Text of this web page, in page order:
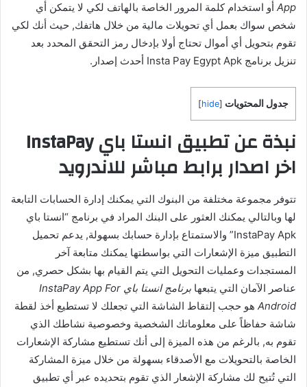
App أو استخدام كلمة المرور الخاصة بالهاتف لكي لا يتمكن أي
شخص سواك بعمل أي تحويلات مالية من خلال هاتفك, حيث أنك لكي
تقوم بتحويل أي أموال تحتاج أولا بإدخال رمز التحقق المحدد بعد
تنزيل برنامج Insta Pay Egypt Apk أحدث إصدار.
جدول المحتويات [
hide
]
نبذة عن تطبيق انستا باي InstaPay
اخر اصدار برابط مباشر للاندرويد
تتوفر مجموعة مختلفة من البنوك التي يمكنك إدارة الحسابات التابعة
لها وبالتالي يمكنك العثور على البنك المراد في برنامج “انستا باي
InstaPay Apk” والاستمتاع بإدارة حسابك بسهولة, يدعم تحميل
التطبيق ميزة الإشعارات التي بواسطتها يمكنك متابعة آخر
المستجدات وعمليات التحويل التي يتم القيام بها بشكل حصري, من
عناصر الآمان التي يتبعها
برنامج انستا باي InstaPay App For
Android هو حجب إلتقاط الشاشة التي تجعلك لا تستطيع أخذ لقطة
شاشة حفاظاً على معلوماتك الشخصية وخصوصية نشاطك الذي
تقوم به, بالرغم من هذه الميزة إلى أنك تستطيع مشاركة الإشعارات
الخاصة بالتحويلات مع الأصدقاء بسهولة من خلال ميزة المشاركة
التي تُتيح لك مشاركة الإشعار الذي تقوم بتحديده عبر أي تطبيق